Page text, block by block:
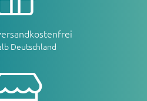
Deutschland